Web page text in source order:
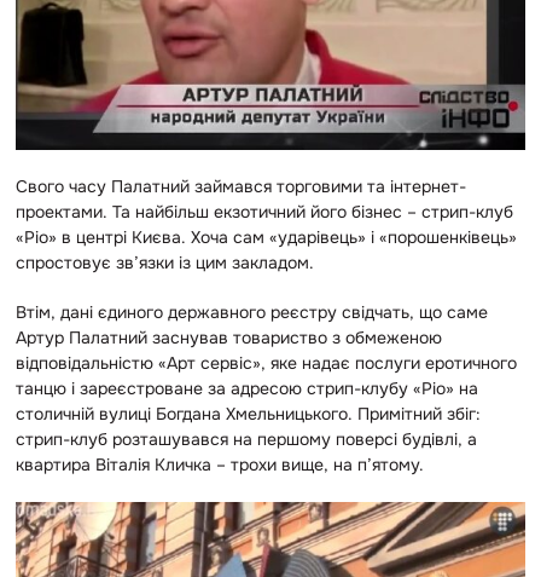
Свого часу Палатний займався торговими та інтернет-
проектами. Та найбільш екзотичний його бізнес – стрип-клуб
«Ріо» в центрі Києва. Хоча сам «ударівець» і «порошенківець»
спростовує зв’язки із цим закладом.
Втім, дані єдиного державного реєстру свідчать, що саме
Артур Палатний заснував товариство з обмеженою
відповідальністю «Арт сервіс», яке надає послуги еротичного
танцю і зареєстроване за адресою стрип-клубу «Ріо» на
столичній вулиці Богдана Хмельницького. Примітний збіг:
стрип-клуб розташувався на першому поверсі будівлі, а
квартира Віталія Кличка – трохи вище, на п’ятому.